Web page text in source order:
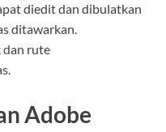
diedit dan dibulatkan
ditawarkan.
dan rute
Adobe